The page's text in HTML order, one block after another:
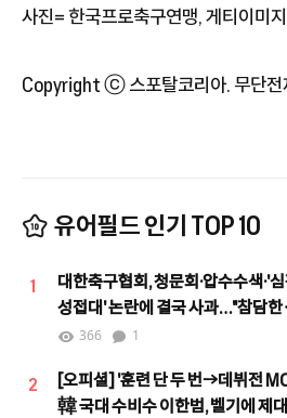
사진= 한국프로축구연맹, 게티이미
Copyright ⓒ 스포탈코리아. 무단전
유어필드 인기 TOP 10
1
대한축구협회, 청문회·압수수색·'
성접대' 논란에 결국 사과…"참담한
철저한 쇄신하겠다"
366 1
2
[오피셜] '훈련 단 두 번→데뷔전
韓 국대 수비수 이한범, 벨기에 제